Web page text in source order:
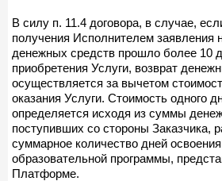
В силу п. 11.4 договора, в случае,
получения Исполнителем заявления
денежных средств прошло более 10
приобретения Услуги, возврат
осуществляется за вычетом
оказания Услуги. Стоимость одного
определяется исходя из суммы
поступивших со стороны Заказчика,
суммарное количество дней
образовательной программы,
Платформе.